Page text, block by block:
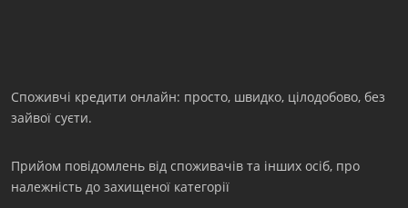
Споживчі кредити онлайн: просто, швидко, цілодобово, без
зайвої суєти.
Прийом повідомлень від споживачів та інших осіб, про
належність до захищеної категорії